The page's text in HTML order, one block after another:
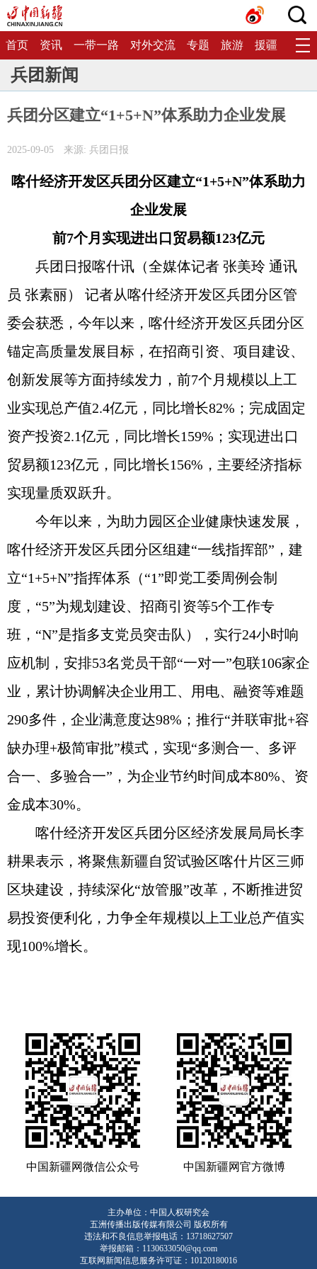
首页 资讯 一带一路 对外交流 专题 旅游 援疆 生态
兵团新闻
兵团分区建立“1+5+N”体系助力企业发展
2025-09-05 来源: 兵团日报
喀什经济开发区兵团分区建立“1+5+N”体系助力
企业发展
前7个月实现进出口贸易额123亿元
兵团日报喀什讯（全媒体记者 张美玲 通讯
员 张素丽） 记者从喀什经济开发区兵团分区管
委会获悉，今年以来，喀什经济开发区兵团分区
锚定高质量发展目标，在招商引资、项目建设、
创新发展等方面持续发力，前7个月规模以上工
业实现总产值2.4亿元，同比增长82%；完成固定
资产投资2.1亿元，同比增长159%；实现进出口
贸易额123亿元，同比增长156%，主要经济指标
实现量质双跃升。
今年以来，为助力园区企业健康快速发展，
喀什经济开发区兵团分区组建“一线指挥部”，建
立“1+5+N”指挥体系（“1”即党工委周例会制
度，“5”为规划建设、招商引资等5个工作专
班，“N”是指多支党员突击队），实行24小时响
应机制，安排53名党员干部“一对一”包联106家企
业，累计协调解决企业用工、用电、融资等难题
290多件，企业满意度达98%；推行“并联审批+容
缺办理+极简审批”模式，实现“多测合一、多评
合一、多验合一”，为企业节约时间成本80%、资
金成本30%。
喀什经济开发区兵团分区经济发展局局长李
耕果表示，将聚焦新疆自贸试验区喀什片区三师
区块建设，持续深化“放管服”改革，不断推进贸
易投资便利化，力争全年规模以上工业总产值实
现100%增长。
中国新疆网微信公众号 中国新疆网官方微博
主办单位：中国人权研究会
五洲传播出版传媒有限公司 版权所有
违法和不良信息举报电话：13718627507
举报邮箱：1130633050@qq.com
互联网新闻信息服务许可证：10120180016